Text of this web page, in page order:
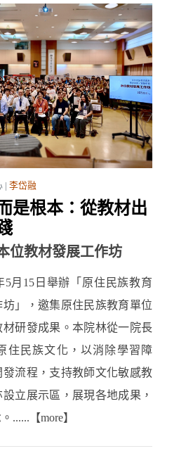
| 李岱融
是根本：從教材出
位教材發展工作坊
15日舉辦「原住民族教育
」，邀集原住民族教育單位
研發成果。本院林從一院長
住民族文化，以消除學習障
流程，支持教師文化敏感教
立展示區，展現各地成果，
......【more】